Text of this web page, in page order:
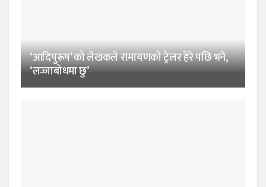
‘आदिपुरूष’ को लेखकले रामायणको ट्रेलर हेरे पछि भने,
‘लज्जाबोधमा छु’